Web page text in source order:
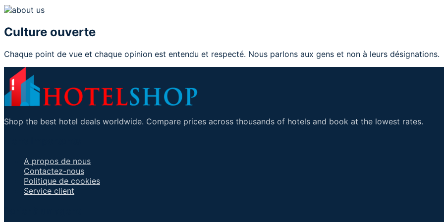
Culture ouverte
Chaque point de vue et chaque opinion est entendu et respecté. Nous parlons aux gens et non à leurs
Shop the best hotel deals worldwide. Compare prices across thousands of hotels and book at the lowest rates.
A propos de nous
Contactez-nous
Politique de cookies
Service client